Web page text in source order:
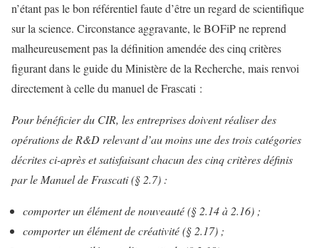
n’étant pas le bon référentiel faute d’être un regard de scientifique
sur la science. Circonstance aggravante, le BOFiP ne reprend
malheureusement pas la définition amendée des cinq critères
figurant dans le guide du Ministère de la Recherche, mais renvoi
directement à celle du manuel de Frascati :
Pour bénéficier du CIR, les entreprises doivent réaliser des
opérations de R&D relevant d’au moins une des trois catégories
décrites ci-après et satisfaisant chacun des cinq critères définis
par le Manuel de Frascati (§ 2.7) :
comporter un élément de nouveauté (§ 2.14 à 2.16) ;
comporter un élément de créativité (§ 2.17) ;